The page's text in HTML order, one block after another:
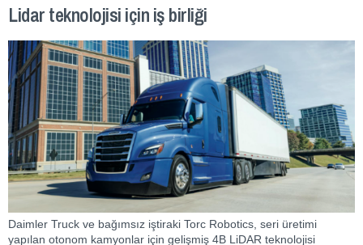
Lidar teknolojisi için iş birliği
Daimler Truck ve bağımsız iştiraki Torc Robotics, seri üretimi
yapılan otonom kamyonlar için gelişmiş 4B LiDAR teknolojisi